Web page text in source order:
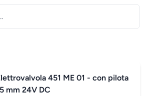
451 ME 01 - con pilota
mm 24V DC